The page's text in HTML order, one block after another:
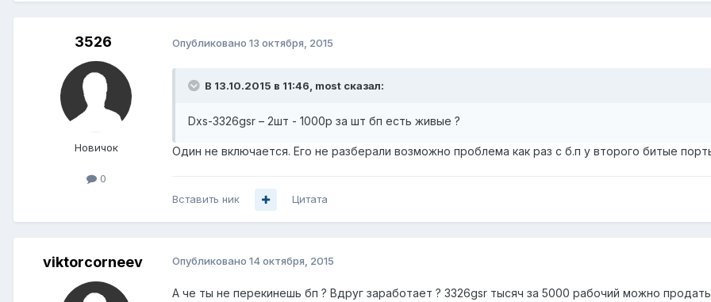
3526
Новичок
0
Опубликовано 13 октября, 2015
В 13.10.2015 в 11:46, most сказал:
Dxs-3326gsr – 2шт - 1000р за шт бп есть живые ?
Один не включается. Его не разберали возможно проблема как раз с б.п у второго битые
Вставить ник Цитата
viktorcorneev Опубликовано 14 октября, 2015
А че ты не перекинешь бп ? Вдруг заработает ? 3326gsr тысяч за 5000 рабочий можно